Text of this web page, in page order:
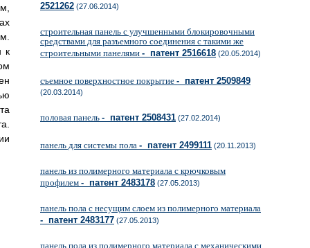
к
2521262 (27.06.2014)
строительная панель с улучшенными блокировочными
средствами для разъемного соединения с такими же
строительными панелями - патент 2516618 (20.05.2014)
съемное поверхностное покрытие - патент 2509849
(20.03.2014)
половая панель - патент 2508431 (27.02.2014)
панель для системы пола - патент 2499111 (20.11.2013)
панель из полимерного материала с крючковым
профилем - патент 2483178 (27.05.2013)
панель пола с несущим слоем из полимерного материала
- патент 2483177 (27.05.2013)
панель пола из полимерного материала с механическими